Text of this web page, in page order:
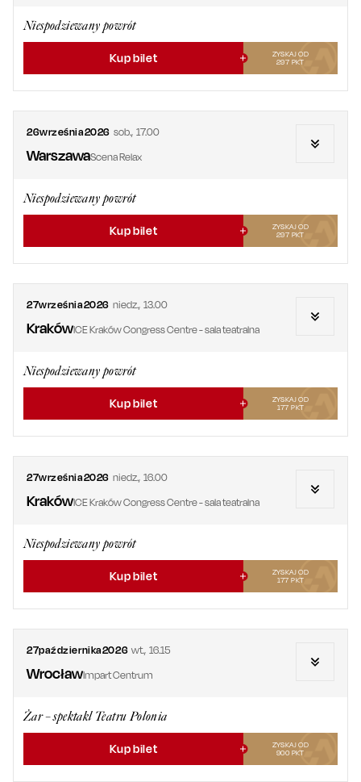
Niespodziewany powrót
Kup bilet
ZYSKAJ OD
297 PKT
26września2026 sob., 17.00
WarszawaScena Relax
Niespodziewany powrót
Kup bilet
ZYSKAJ OD
297 PKT
27września2026 niedz., 13.00
KrakówICE Kraków Congress Centre - sala teatralna
Niespodziewany powrót
Kup bilet
ZYSKAJ OD
177 PKT
27września2026 niedz., 16.00
KrakówICE Kraków Congress Centre - sala teatralna
Niespodziewany powrót
Kup bilet
ZYSKAJ OD
177 PKT
27października2026 wt.,16.15
WrocławImpart Centrum
Żar – spektakl Teatru Polonia
Kup bilet
ZYSKAJ OD
900 PKT